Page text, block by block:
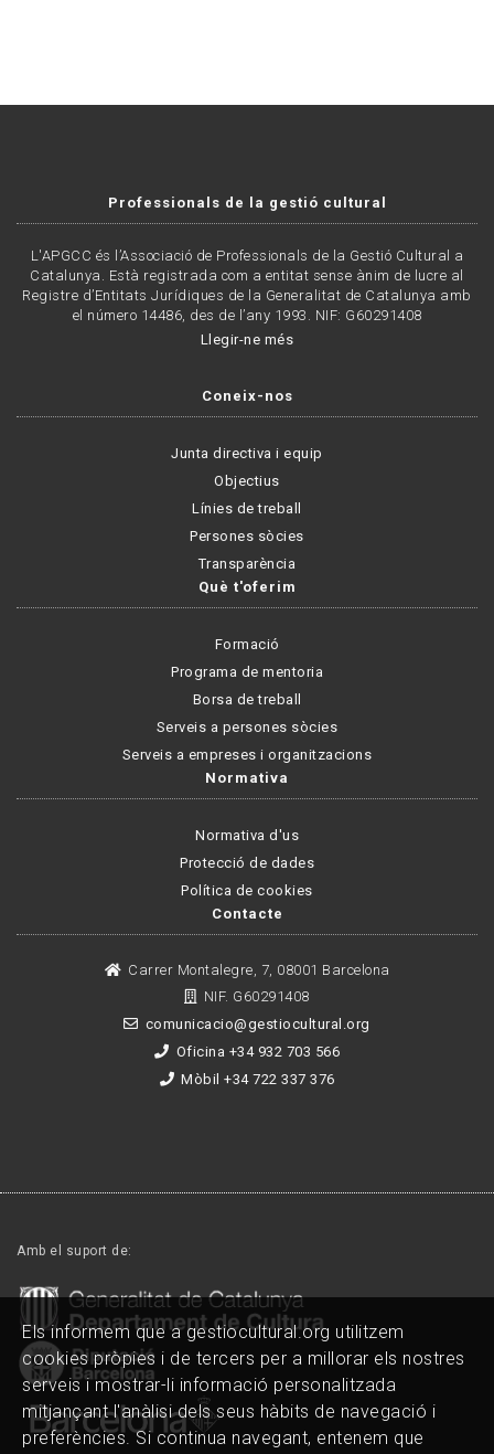
Professionals de la gestió cultural
L'APGCC és l’Associació de Professionals de la Gestió Cultural a
Catalunya. Està registrada com a entitat sense ànim de lucre al
Registre d’Entitats Jurídiques de la Generalitat de Catalunya amb
el número 14486, des de l’any 1993. NIF: G60291408
Llegir-ne més
Coneix-nos
Junta directiva i equip
Objectius
Línies de treball
Persones sòcies
Transparència
Què t'oferim
Formació
Programa de mentoria
Borsa de treball
Serveis a persones sòcies
Serveis a empreses i organitzacions
Normativa
Normativa d'us
Protecció de dades
Política de cookies
Contacte
Carrer Montalegre, 7, 08001 Barcelona
NIF. G60291408
comunicacio@gestiocultural.org
Oficina +34 932 703 566
Mòbil +34 722 337 376
Amb el suport de:
Els informem que a gestiocultural.org utilitzem
cookies pròpies i de tercers per a millorar els nostres
serveis i mostrar-li informació personalitzada
mitjançant l'anàlisi dels seus hàbits de navegació i
preferències. Si continua navegant, entenem que